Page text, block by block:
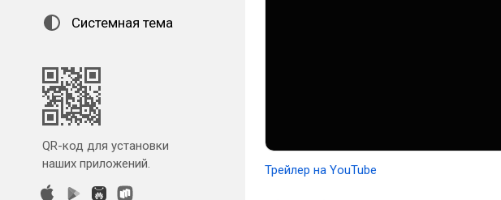
Системная тема
QR-код для установки
наших приложений.
Трейлер на YouTube